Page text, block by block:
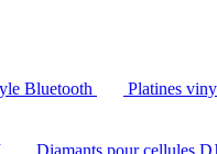
Bluetooth
Platines
Diamants pour cellules